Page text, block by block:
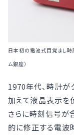
日本初の電池式目覚まし時
ム銀座）
1970年代、時計が
加えて液晶表示を
さらに時刻信号が
的に修正する電波